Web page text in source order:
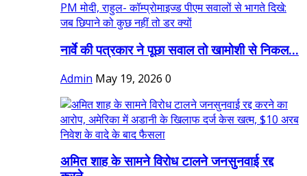
नार्वे की पत्रकार ने पूछा सवाल तो खामोशी से निकल...
Admin May 19, 2026 0
अमित शाह के सामने विरोध टालने जनसुनवाई रद्द